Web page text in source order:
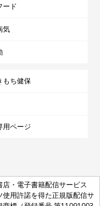
ード
気
もち健保
用ページ
・電子書籍配信サービス
用許諾を得た正規版配信サ